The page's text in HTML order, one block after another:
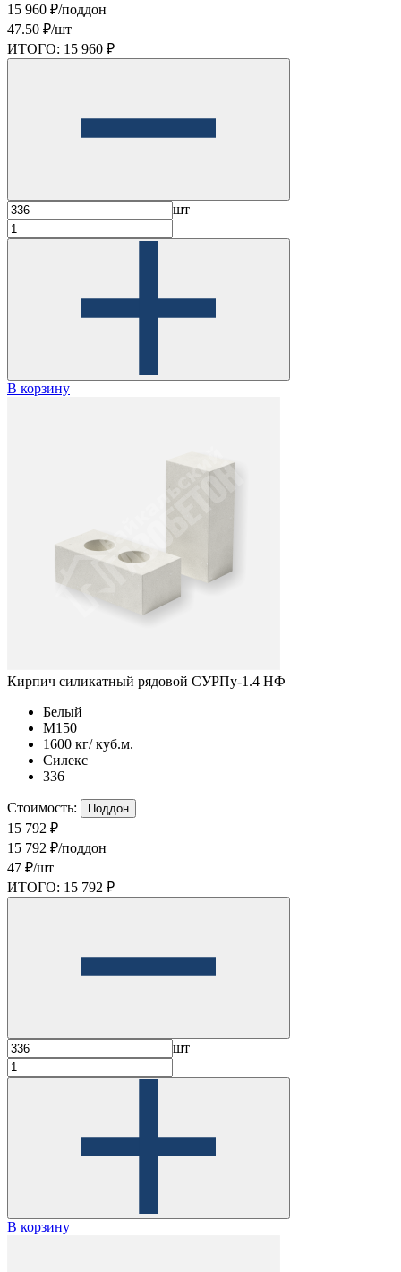
15 960 ₽/поддон
47.50 ₽/шт
ИТОГО: 15 960 ₽
шт
В корзину
Кирпич силикатный рядовой СУРПу-1.4 НФ
Белый
М150
1600 кг/ куб.м.
Силекс
336
Стоимость: Поддон
15 792 ₽
15 792 ₽/поддон
47 ₽/шт
ИТОГО: 15 792 ₽
шт
В корзину